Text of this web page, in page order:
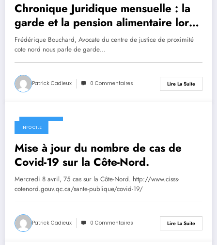
Chronique Juridique mensuelle : la
garde et la pension alimentaire lors
de situations extraordinaires
Frédérique Bouchard, Avocate du centre de justice de proximité
cote nord nous parle de garde…
Patrick Cadieux 0 Commentaires Lire La Suite
8 avril 2020
INFO CILE
Mise à jour du nombre de cas de
Covid-19 sur la Côte-Nord.
Mercredi 8 avril, 75 cas sur la Côte-Nord. http://www.cisss-
cotenord.gouv.qc.ca/sante-publique/covid-19/
Patrick Cadieux 0 Commentaires Lire La Suite